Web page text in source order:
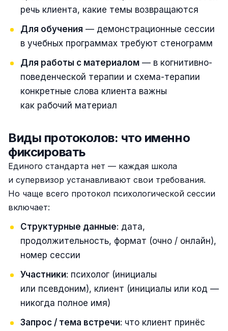
речь клиента, какие темы возвращаются
Для обучения — демонстрационные сессии
в учебных программах требуют стенограмм
Для работы с материалом — в когнитивно-
поведенческой терапии и схема-терапии
конкретные слова клиента важны
как рабочий материал
Виды протоколов: что именно
фиксировать
Единого стандарта нет — каждая школа
и супервизор устанавливают свои требования.
Но чаще всего протокол психологической сессии
включает:
Структурные данные: дата,
продолжительность, формат (очно / онлайн),
номер сессии
Участники: психолог (инициалы
или псевдоним), клиент (инициалы или код —
никогда полное имя)
Запрос / тема встречи: что клиент принёс